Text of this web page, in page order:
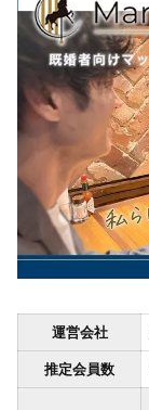
運営会社
推定会員数